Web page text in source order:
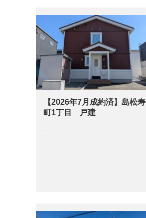
【2026年7月成約済】島松寿
町1丁目 戸建
…